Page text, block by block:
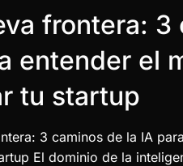
frontera: 3
entender el
tu startup
3 caminos de la IA
El dominio de la